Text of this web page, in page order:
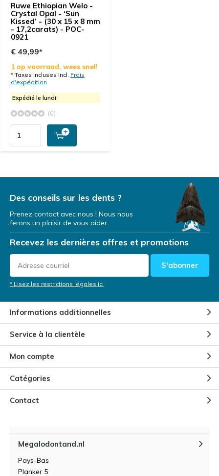
Ruwe Ethiopian Welo -
Crystal Opal - ‘Sun
Kissed’ - (30 x 15 x 8 mm
- 17,2carats) - POC-
0921
€ 49,99*
1 op voorraad, wees snel!
* Taxes incluses Incl. Frais
d'expédition
Expédié le lundi
(0)
Des conseils sur les dents ?
Prenez contact avec nous ! Nous nous
ferons un plaisir de vous aider.
Recevez les dernières offres et promotions
S'abonner
* Lisez les restrictions légales ici
Informations additionnelles
Service à la clientèle
Mon compte
Catégories
Contact
Megalodontand.nl
Pays-Bas
Planker 5